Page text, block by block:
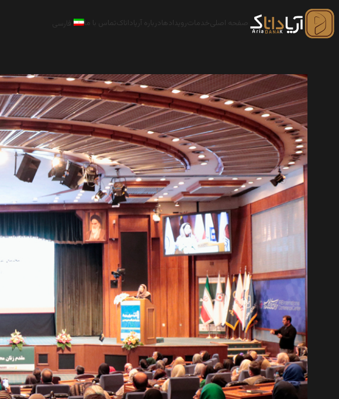
صفحه اصلی خدمات رویدادها درباره آریاداناکتماس با ما فارسی